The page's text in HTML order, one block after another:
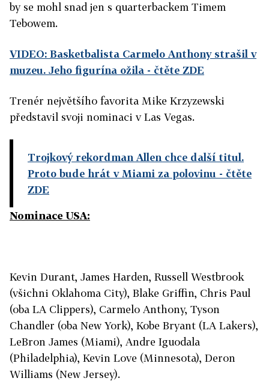
by se mohl snad jen s quarterbackem Timem
Tebowem.
VIDEO: Basketbalista Carmelo Anthony strašil v
muzeu. Jeho figurína ožila - čtěte ZDE
Trenér největšího favorita Mike Krzyzewski
představil svoji nominaci v Las Vegas.
Trojkový rekordman Allen chce další titul.
Proto bude hrát v Miami za polovinu - čtěte
ZDE
Nominace USA:
Kevin Durant, James Harden, Russell Westbrook
(všichni Oklahoma City), Blake Griffin, Chris Paul
(oba LA Clippers), Carmelo Anthony, Tyson
Chandler (oba New York), Kobe Bryant (LA Lakers),
LeBron James (Miami), Andre Iguodala
(Philadelphia), Kevin Love (Minnesota), Deron
Williams (New Jersey).